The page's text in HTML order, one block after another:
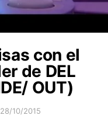
con el
de DEL
OUT)
28/10/2015